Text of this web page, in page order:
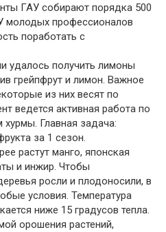
ГАУ собирают порядка 500
молодых профессионалов
поработать с
удалось получить лимоны
грейпфрут и лимон. Важное
из них весят по
ведется активная работа по
Главная задача:
за 1 сезон.
растут манго, японская
и инжир. Чтобы
росли и плодоносили, в
условия. Температура
ниже 15 градусов тепла.
орошения растений,